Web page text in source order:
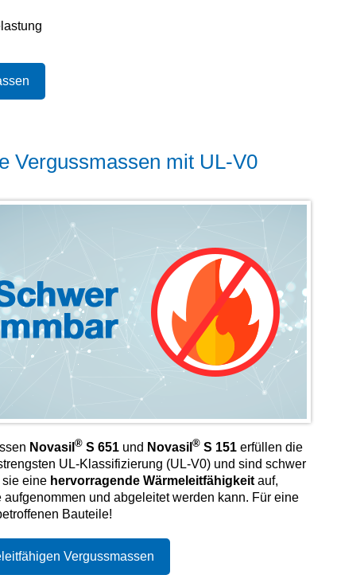
Vergussmassen mit UL-V0
Novasil ® S 651 und Novasil ® S 151 erfüllen die
UL-Klassifi­zierung (UL-V0) und sind schwer
sie eine hervorragende Wärmeleitfähigkeit auf,
und abgeleitet werden kann. Für eine
Bauteile!
Vergussmassen